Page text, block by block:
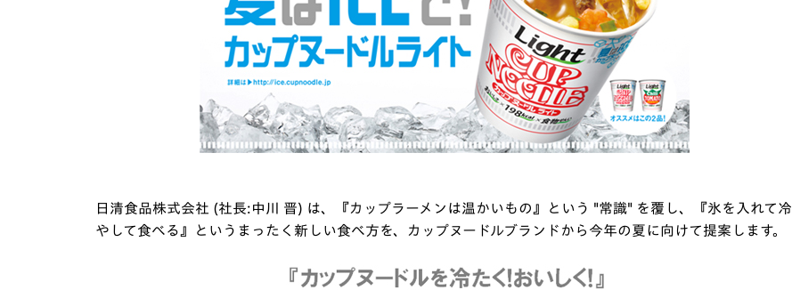
日清食品株式会社 (社長:中川 晋) は、『カップラーメンは温かいもの』という "常識" を覆し、『氷を入れて冷
やして食べる』というまったく新しい食べ方を、カップヌードルブランドから今年の夏に向けて提案します。